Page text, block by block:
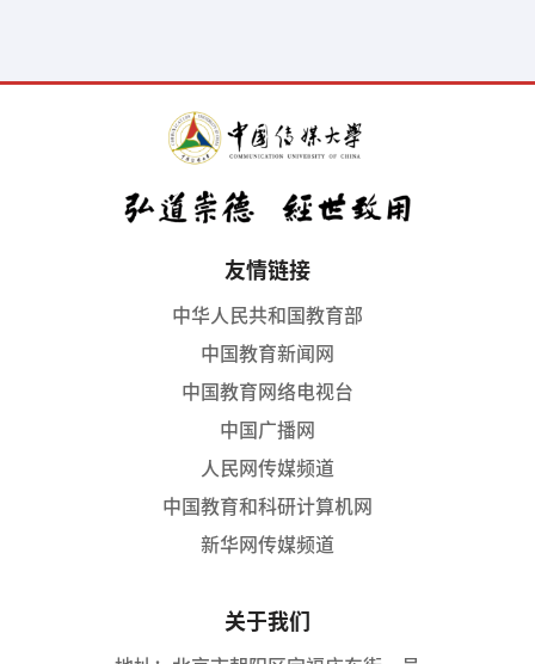
友情链接
中华人民共和国教育部
中国教育新闻网
中国教育网络电视台
中国广播网
人民网传媒频道
中国教育和科研计算机网
新华网传媒频道
关于我们